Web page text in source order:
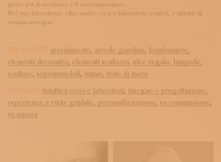
gusto per il moderno e il contemporaneo.
Nel suo laboratorio offre anche corsi e laboratori creativi, e attività di
ceramica-terapia.
PRODOTTI: arredamento, arredo giardino, bomboniere,
elementi decorativi, elementi scultorei, idee regalo, lampade,
sculture, soprammobili, statue, teste di moro
SERVIZI: didattica corsi e laboratori, disegno e progettazione,
esperienze e visite guidate, personalizzazione, su commissione,
su misura